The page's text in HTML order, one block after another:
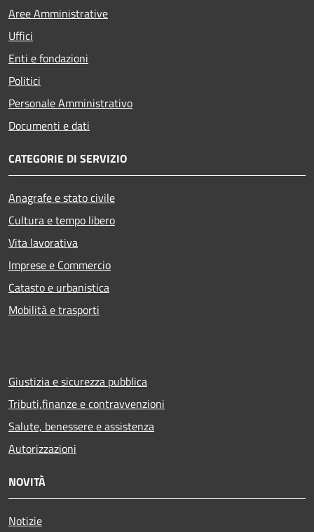
Aree Amministrative
Uffici
Enti e fondazioni
Politici
Personale Amministrativo
Documenti e dati
CATEGORIE DI SERVIZIO
Anagrafe e stato civile
Cultura e tempo libero
Vita lavorativa
Imprese e Commercio
Catasto e urbanistica
Mobilità e trasporti
Giustizia e sicurezza pubblica
Tributi,finanze e contravvenzioni
Salute, benessere e assistenza
Autorizzazioni
NOVITÀ
Notizie